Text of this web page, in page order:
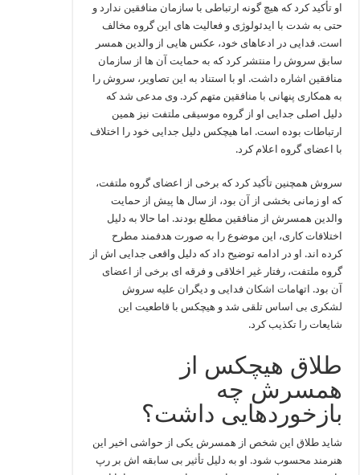
او تأکید کرد که هیچ گونه ارتباطی با سازمان منافقین ندارد و
حتی به‌ شدت با ایدئولوژی و فعالیت‌ های این گروه مخالف
است. فدایی در ادعاهای خود، عکس‌ هایی از والدین همسر
سابق سروش را منتشر کرد که به حمایت آن‌ ها از سازمان
منافقین اشاره داشت. او با استناد به این تصاویر، سروش را
به همکاری پنهانی با منافقین متهم کرد. وی مدعی شد که
دلیل اصلی جدایی او از گروه موسیقی ملتفت نیز همین
ارتباطات بوده است. اما هیچکس دلیل جدایی خود را اختلاف
با اعضای گروه اعلام کرد.
سروش همچنین تأکید کرد که برخی از اعضای گروه ملتفت،
که او زمانی بخشی از آن بود، از سال‌ ها پیش از حمایت
والدین همسرش از منافقین مطلع بودند. اما حالا به‌ دلیل
اختلافات کاری، این موضوع را به‌ صورت هدفمند مطرح
کرده‌ اند. او در ادامه توضیح داد که دلیل واقعی جدایی‌ اش از
گروه ملتفت، رفتار غیر اخلاقی و فرقه‌ ای برخی از اعضای
آن بود. اتهامات اشکان فدایی و دیگران علیه سروش
لشکری بی‌ اساس تلقی شد و هیچکس با قاطعیت این
شایعات را تکذیب کرد.
طلاق هیچکس از
همسرش چه
بازخوردهایی داشت؟
شاید طلاق این شخص از همسرش یکی از حواشی اخیر این
هنرمند محسوب شود. او به دلیل تأثیر بی‌ سابقه‌ اش بر رپ